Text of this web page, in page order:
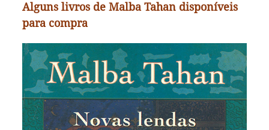
Alguns livros de Malba Tahan disponíveis
para compra
Novas lendas orientais
São lendas inspiradas no oriente, que misturam
fantasia, moral e sabedoria. Escritas com a
elegância de Malba Tahan, a obra reúne lendas
como “A primeira rúpia”, “O estratagema de Takla”,